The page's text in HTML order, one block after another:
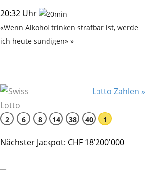
20:32 Uhr
«Wenn Alkohol trinken strafbar ist, werde
ich heute sündigen» »
Lotto Zahlen »
2 6 8 14 38 40 1
Nächster Jackpot: CHF 18'200'000